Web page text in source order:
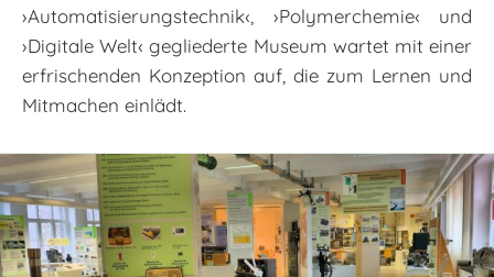
›Automatisierungstechnik‹, ›Polymerchemie‹ und
›Digitale Welt‹ gegliederte Museum wartet mit einer
erfrischenden Konzeption auf, die zum Lernen und
Mitmachen einlädt.